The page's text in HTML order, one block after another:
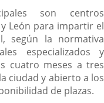
son centros
León para impartir el
según la normativa
especializados y
cuatro meses a tres
ciudad y abierto a los
de plazas.